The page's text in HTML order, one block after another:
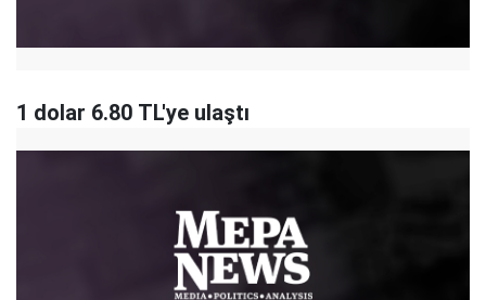
1 dolar 6.80 TL'ye ulaştı